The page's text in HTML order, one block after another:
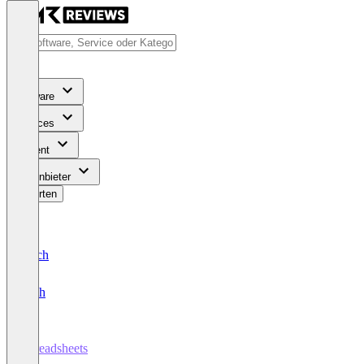
Software
Services
Content
Für Anbieter
Bewerten
Deutsch
English
Spreadsheets